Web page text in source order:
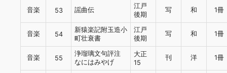
音楽 53 謡曲伝
江戸
後期
写 和 1冊
音楽 54
新猿楽記附玉造小
町壮衰書
江戸
後期
写 和 1冊
音楽 55
浄瑠璃文句評注
なにはみやげ
大正
15
刊 洋 1冊